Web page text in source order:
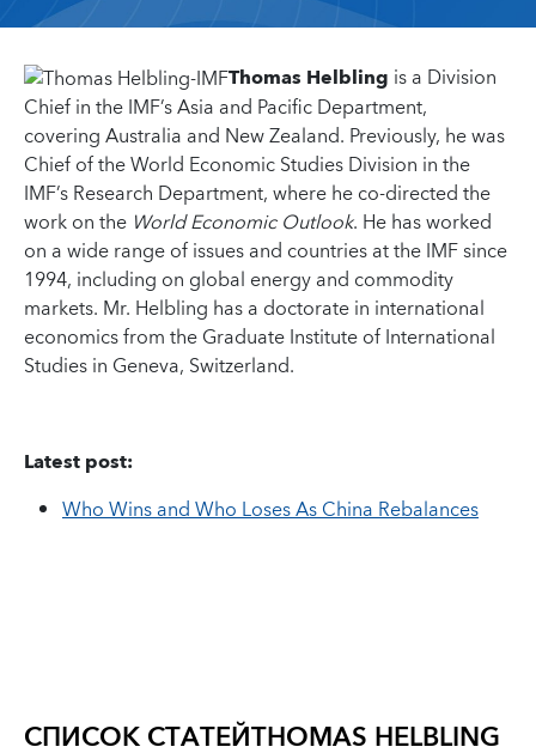
Thomas Helbling is a Division
Chief in the IMF’s Asia and Pacific Department,
covering Australia and New Zealand. Previously, he was
Chief of the World Economic Studies Division in the
IMF’s Research Department, where he co-directed the
work on the World Economic Outlook. He has worked
on a wide range of issues and countries at the IMF since
1994, including on global energy and commodity
markets. Mr. Helbling has a doctorate in international
economics from the Graduate Institute of International
Studies in Geneva, Switzerland.
Latest post:
Who Wins and Who Loses As China Rebalances
СПИСОК СТАТЕЙTHOMAS HELBLING